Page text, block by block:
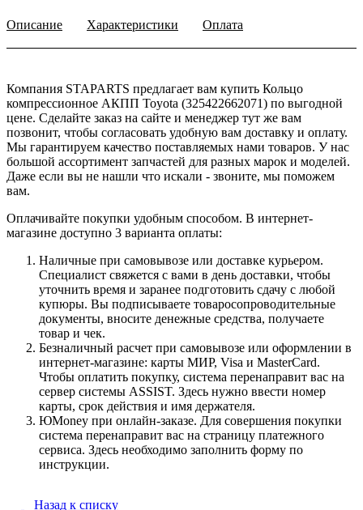
Описание Характеристики Оплата
Компания STAPARTS предлагает вам купить Кольцо
компрессионное АКПП Toyota (325422662071) по выгодной
цене. Сделайте заказ на сайте и менеджер тут же вам
позвонит, чтобы согласовать удобную вам доставку и оплату.
Мы гарантируем качество поставляемых нами товаров. У нас
большой ассортимент запчастей для разных марок и моделей.
Даже если вы не нашли что искали - звоните, мы поможем
вам.
Оплачивайте покупки удобным способом. В интернет-
магазине доступно 3 варианта оплаты:
Наличные при самовывозе или доставке курьером.
Специалист свяжется с вами в день доставки, чтобы
уточнить время и заранее подготовить сдачу с любой
купюры. Вы подписываете товаросопроводительные
документы, вносите денежные средства, получаете
товар и чек.
Безналичный расчет при самовывозе или оформлении в
интернет-магазине: карты МИР, Visa и MasterCard.
Чтобы оплатить покупку, система перенаправит вас на
сервер системы ASSIST. Здесь нужно ввести номер
карты, срок действия и имя держателя.
ЮMoney при онлайн-заказе. Для совершения покупки
система перенаправит вас на страницу платежного
сервиса. Здесь необходимо заполнить форму по
инструкции.
Назад к списку